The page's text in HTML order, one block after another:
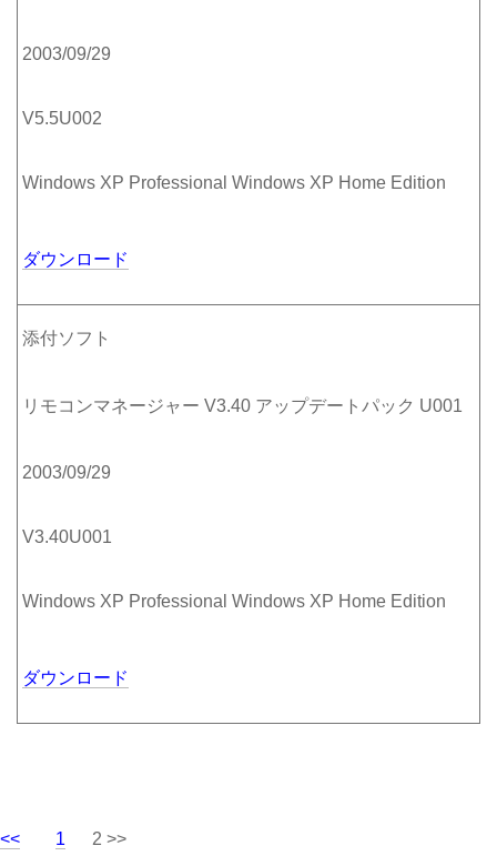
2003/09/29
V5.5U002
Windows XP Professional Windows XP Home Edition
ダウンロード
添付ソフト
リモコンマネージャー V3.40 アップデートパック U001
2003/09/29
V3.40U001
Windows XP Professional Windows XP Home Edition
ダウンロード
<< 1 2 >>